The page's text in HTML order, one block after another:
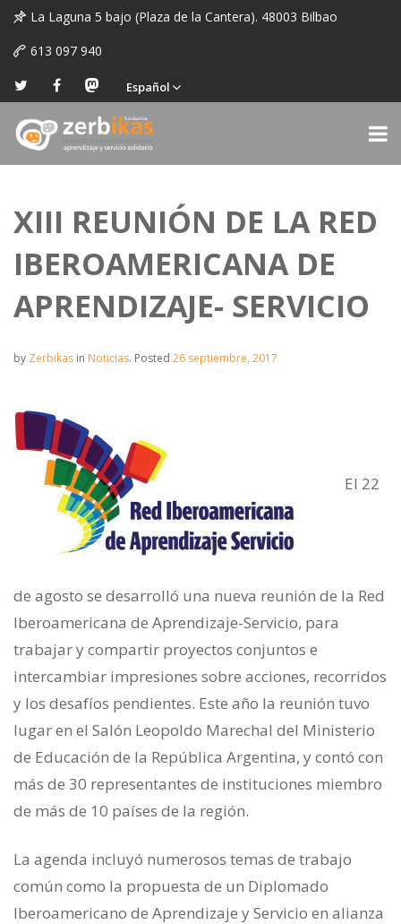
La Laguna 5 bajo (Plaza de la Cantera). 48003 Bilbao
613 097 940
Español
XIII REUNIÓN DE LA RED
IBEROAMERICANA DE
APRENDIZAJE- SERVICIO
by Zerbikas in Noticias. Posted 26 septiembre, 2017
El 22
de agosto se desarrolló una nueva reunión de la Red
Iberoamericana de Aprendizaje-Servicio, para
trabajar y compartir proyectos conjuntos e
intercambiar impresiones sobre acciones, recorridos
y los desafíos pendientes. Este año la reunión tuvo
lugar en el Salón Leopoldo Marechal del Ministerio
de Educación de la República Argentina, y contó con
más de 30 representantes de instituciones miembro
de más de 10 países de la región.
La agenda incluyó numerosos temas de trabajo
común como la propuesta de un Diplomado
Iberoamericano de Aprendizaje y Servicio en alianza